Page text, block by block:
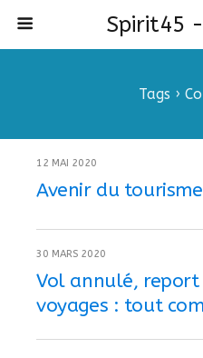
Spirit45
Tags ›
12 MAI 2020
Avenir du tourisme
30 MARS 2020
Vol annulé, report
voyages : tout